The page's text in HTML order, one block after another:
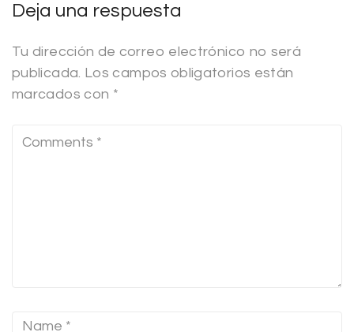
Deja una respuesta
Tu dirección de correo electrónico no será
publicada. Los campos obligatorios están
marcados con *